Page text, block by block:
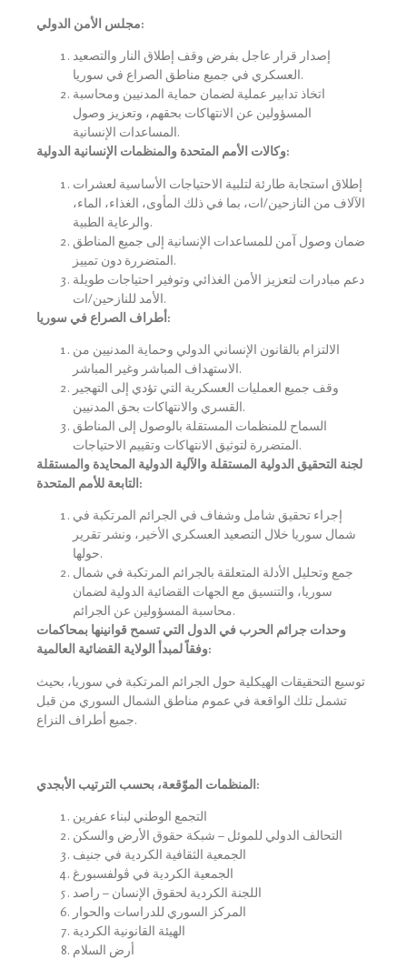
مجلس الأمن الدولي:
إصدار قرار عاجل بفرض وقف إطلاق النار والتصعيد
العسكري في جميع مناطق الصراع في سوريا.
اتخاذ تدابير عملية لضمان حماية المدنيين ومحاسبة
المسؤولين عن الانتهاكات بحقهم، وتعزيز وصول
المساعدات الإنسانية.
وكالات الأمم المتحدة والمنظمات الإنسانية الدولية:
إطلاق استجابة طارئة لتلبية الاحتياجات الأساسية لعشرات
الآلاف من النازحين/ات، بما في ذلك المأوى، الغذاء، الماء،
والرعاية الطبية.
ضمان وصول آمن للمساعدات الإنسانية إلى جميع المناطق
المتضررة دون تمييز.
دعم مبادرات لتعزيز الأمن الغذائي وتوفير احتياجات طويلة
الأمد للنازحين/ات.
أطراف الصراع في سوريا:
الالتزام بالقانون الإنساني الدولي وحماية المدنيين من
الاستهداف المباشر وغير المباشر.
وقف جميع العمليات العسكرية التي تؤدي إلى التهجير
القسري والانتهاكات بحق المدنيين.
السماح للمنظمات المستقلة بالوصول إلى المناطق
المتضررة لتوثيق الانتهاكات وتقييم الاحتياجات.
لجنة التحقيق الدولية المستقلة والآلية الدولية المحايدة والمستقلة
التابعة للأمم المتحدة:
إجراء تحقيق شامل وشفاف في الجرائم المرتكبة في
شمال سوريا خلال التصعيد العسكري الأخير، ونشر تقرير
حولها.
جمع وتحليل الأدلة المتعلقة بالجرائم المرتكبة في شمال
سوريا، والتنسيق مع الجهات القضائية الدولية لضمان
محاسبة المسؤولين عن الجرائم.
وحدات جرائم الحرب في الدول التي تسمح قوانينها بمحاكمات
وفقاً لمبدأ الولاية القضائية العالمية:
توسيع التحقيقات الهيكلية حول الجرائم المرتكبة في سوريا، بحيث
تشمل تلك الواقعة في عموم مناطق الشمال السوري من قبل
جميع أطراف النزاع.
المنظمات الموّقعة، بحسب الترتيب الأبجدي:
التجمع الوطني لبناء عفرين
التحالف الدولي للموئل – شبكة حقوق الأرض والسكن
الجمعية الثقافية الكردية في جنيف
الجمعية الكردية في ڤولفسبورغ
اللجنة الكردية لحقوق الإنسان – راصد
المركز السوري للدراسات والحوار
الهيئة القانونية الكردية
أرض السلام